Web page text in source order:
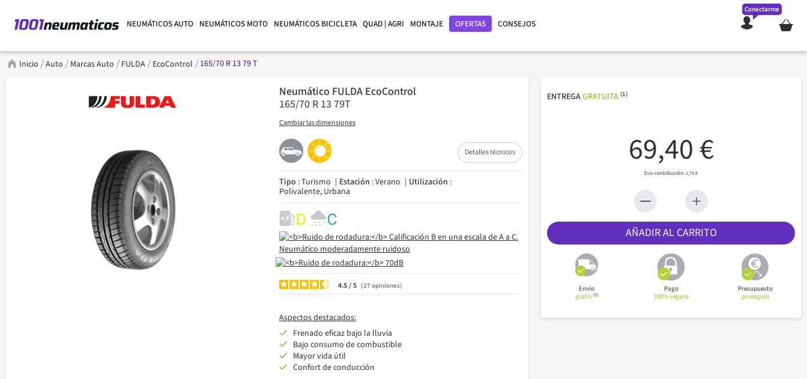
NEUMÁTICOS AUTO NEUMÁTICOS MOTO NEUMÁTICOS BICICLETA QUAD | AGRI MONTAJE OFERTAS CONSEJOS Mi cesta
Conectarme
Inicio Auto Marcas Auto FULDA EcoControl 165/70 R 13 79 T
Neumático FULDA EcoControl
165/70 R 13 79T
Cambiar las dimensiones
Detalles técnicos
Tipo : Turismo Estación : Verano Utilización :
Polivalente, Urbana
4.5/ 27 opiniones
Aspectos destacados:
Frenado eficaz bajo la lluvia
Bajo consumo de combustible
Mayor vida útil
Confort de conducción
ENTREGAGRATUITA (1)
69,40 €
1,75 €
AÑADIR AL CARRITO
Envío
gratis(1)
Pago
100% seguro
Presupuesto
protegido